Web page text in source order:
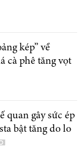
kép” về
cà phê tăng vọt
quan gây sức ép
bật tăng do lo